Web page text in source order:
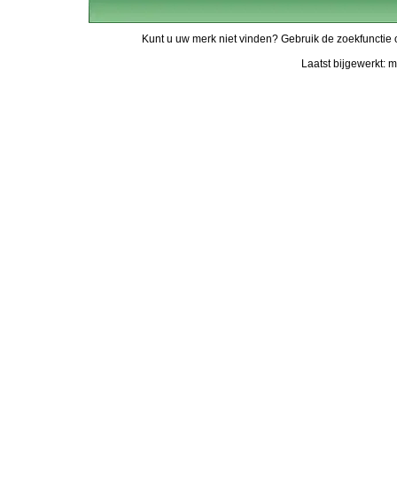
Kunt u uw merk niet vinden? Gebruik de
Laatst bijgewerkt: